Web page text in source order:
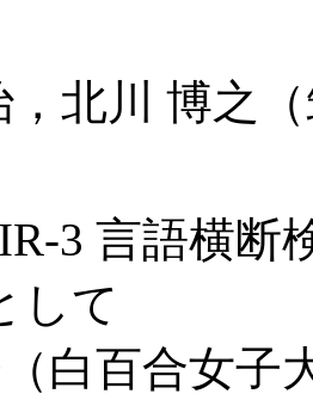
，北川 博之
3 言語横
して
白百合女子